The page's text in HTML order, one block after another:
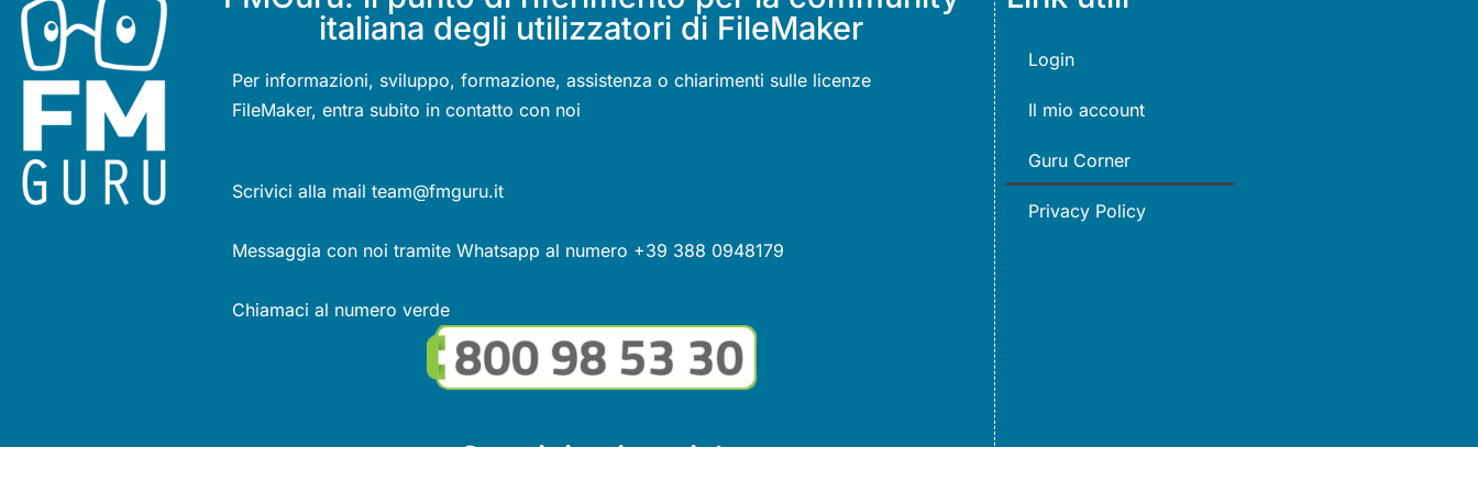
italiana degli utilizzatori di FileMaker
Per informazioni, sviluppo, formazione, assistenza o chiarimenti sulle licenze
FileMaker, entra subito in contatto con noi
Scrivici alla mail team@fmguru.it
Messaggia con noi tramite Whatsapp al numero +39 388 0948179
Chiamaci al numero verde
Seguici sui social
Login
Il mio account
Guru Corner
Privacy Policy